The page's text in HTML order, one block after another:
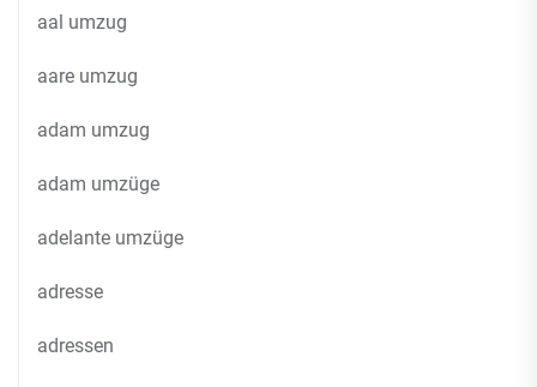
aal umzug
aare umzug
adam umzug
adam umzüge
adelante umzüge
adresse
adressen